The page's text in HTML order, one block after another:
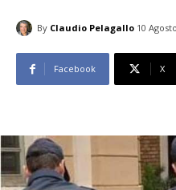
By Claudio Pelagallo 10
Facebook X